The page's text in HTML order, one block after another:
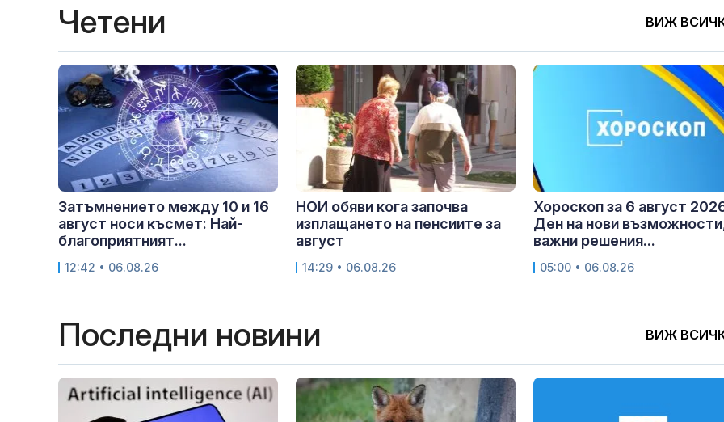
Четени ВИЖ
Затъмнението между 10 и 16
август носи късмет: Най-
благоприятният...
12:42 • 06.08.26
НОИ обяви кога започва
изплащането на пенсиите за
август
14:29 • 06.08.26
Хороскоп за 6 август
Ден на нови
важни решения...
05:00 • 06.08.26
Последни новини ВИЖ